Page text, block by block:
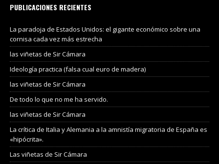
PUBLICACIONES RECIENTES
La paradoja de Estados Unidos: el gigante económico sobre una
cornisa cada vez más estrecha
las viñetas de Sir Cámara
Ideología practica (falsa cual euro de madera)
las viñetas de Sir Cámara
De todo lo que no me ha servido.
las viñetas de Sir Cámara
La crítica de Italia y Alemania a la amnistía migratoria de España es
«hipócrita».
Las viñetas de Sir Cámara